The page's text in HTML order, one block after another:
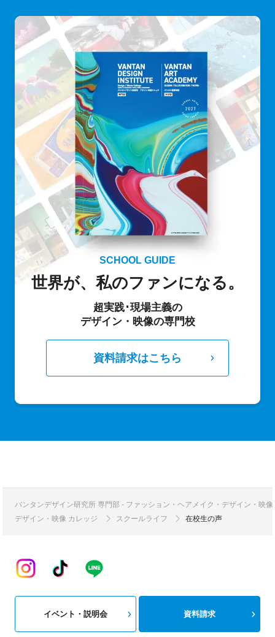
SCHOOL GUIDE
世界が、私のファンになる。
超実践･現場主義の
デザイン・映像の専門校
資料請求はこちら
バンタンデザイン研究所 専門部 - ファッション・ヘアメイク・デザイン・映
デザイン・映像 カレッジ
スクールライフ 在校生の声
イベント・説明会 資料請求